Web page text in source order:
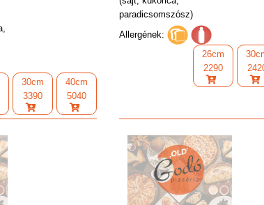
30cm
3390
40cm
5040
paradicsomszósz)
Allergének:
26cm
2290